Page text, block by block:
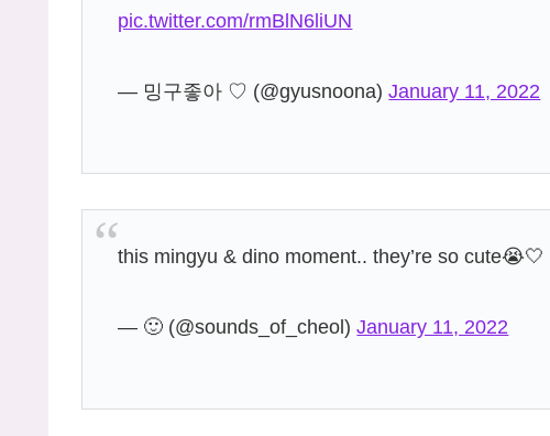
pic.twitter.com/rmBlN6liUN
— 밍구좋아 ♡ (@gyusnoona)January 11, 2022
this mingyu & dino moment.. they’re so cute😭🤍
— 🙂 (@sounds_of_cheol)January 11, 2022